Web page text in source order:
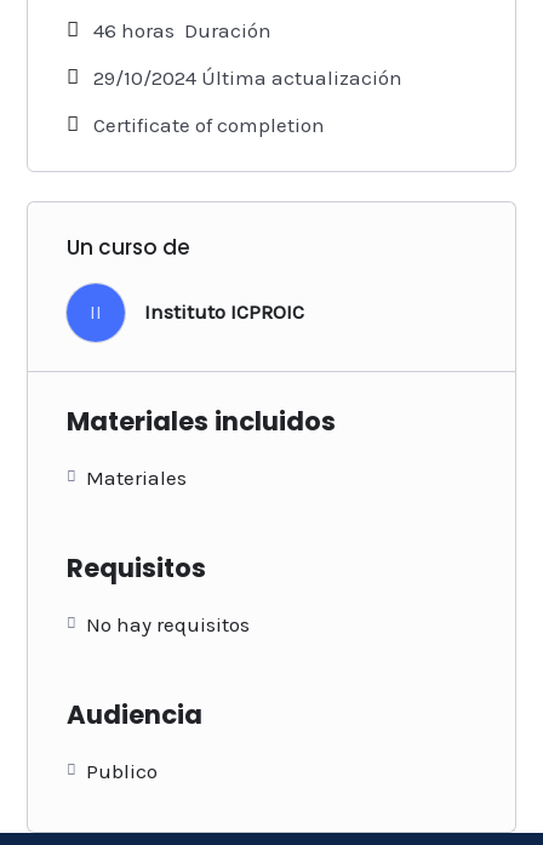
46 horas Duración
29/10/2024 Última actualización
Certificate of completion
Un curso de
II Instituto ICPROIC
Materiales incluidos
Materiales
Requisitos
No hay requisitos
Audiencia
Publico